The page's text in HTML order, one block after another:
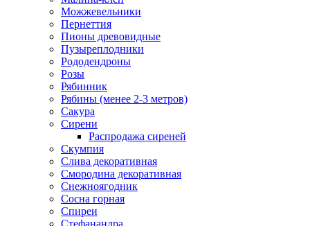
Можжевельники
Пернеттия
Пионы древовидные
Пузыреплодники
Рододендроны
Розы
Рябинник
Рябины (менее 2-3 метров)
Сакура
Сирени
Распродажа сиреней
Скумпия
Слива декоративная
Смородина декоративная
Снежноягодник
Сосна горная
Спиреи
Стефанандра